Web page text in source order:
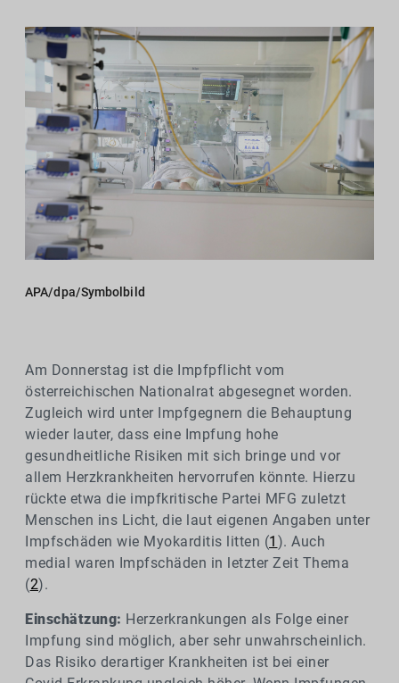
APA/dpa/Symbolbild
Am Donnerstag ist die Impfpflicht vom
österreichischen Nationalrat abgesegnet worden.
Zugleich wird unter Impfgegnern die Behauptung
wieder lauter, dass eine Impfung hohe
gesundheitliche Risiken mit sich bringe und vor
allem Herzkrankheiten hervorrufen könnte. Hierzu
rückte etwa die impfkritische Partei MFG zuletzt
Menschen ins Licht, die laut eigenen Angaben unter
Impfschäden wie Myokarditis litten (1 ). Auch
medial waren Impfschäden in letzter Zeit Thema
(2).
Einschätzung: Herzerkrankungen als Folge einer
Impfung sind möglich, aber sehr unwahrscheinlich.
Das Risiko derartiger Krankheiten ist bei einer